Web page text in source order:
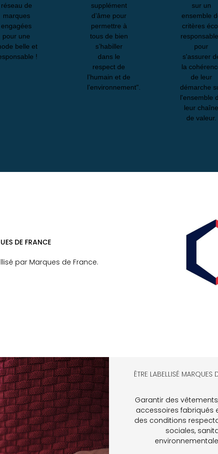
réseau de
marques
engagées
pour une
belle et
!
supplément
d’âme pour
permettre à
tous de bien
s’habiller
dans le
respect de
l’humain et de
l’environnement".
sur un
ensemble
critères
pour
s'assurer
la
de leur
démarche
l'ensemble
leur chaîne
de valeur.
DE FRANCE​
par Marques de France.
ÊTRE LABELLISÉ MARQUES
Garantir des
accessoires fabriqués
des conditions
sociales,